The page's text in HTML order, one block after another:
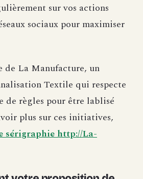
sur vos actions
sociaux pour maximiser
de La Manufacture, un
Textile qui respecte
de règles pour être lablisé
plus sur ces initiatives,
sérigraphie http://La-